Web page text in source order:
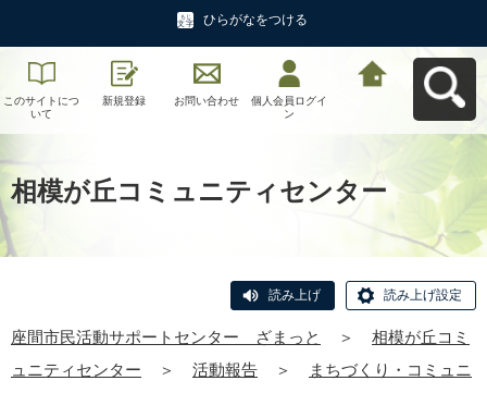
ひらがなをつける
このサイトにつ
いて
新規登録 お問い合わせ
個人会員ログイ
ン
相模が丘コミュニティセンター
読み上げ 読み上げ設定
座間市民活動サポートセンター ざまっと ＞
相模が丘コミ
ュニティセンター
＞ 活動報告 ＞
まちづくり・コミュニ